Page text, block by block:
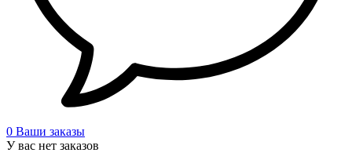
0 Ваши заказы
У вас нет заказов